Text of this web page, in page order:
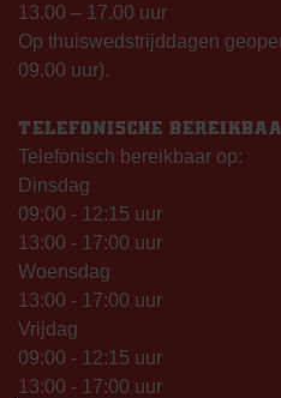
13.00 – 17.00 uur
Op thuiswedstrijddagen
09.00 uur).
TELEFONISCHE
Telefonisch bereikbaar op:
Dinsdag
09:00 - 12:15 uur
13:00 - 17:00 uur
Woensdag
13:00 - 17:00 uur
Vrijdag
09:00 - 12:15 uur
13:00 - 17:00 uur